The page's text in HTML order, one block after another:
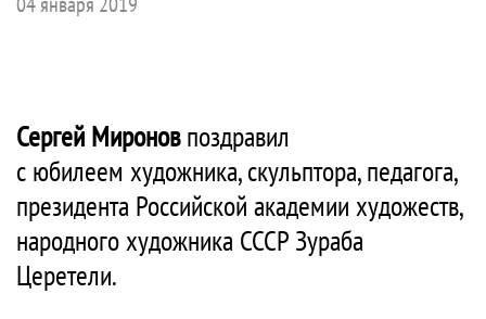
Сергей Мироновпоздравил
с юбилеем художника, скульптора, педагога,
президента Российской академии художеств,
народного художника СССР Зураба
Церетели.